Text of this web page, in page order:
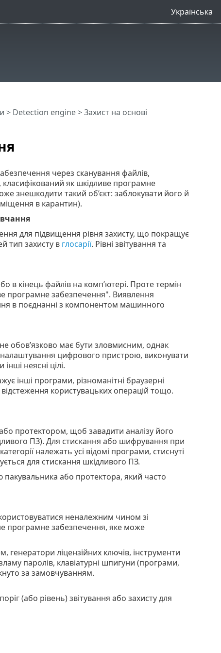
Українська
> Detection engine> Захист на основі
через сканування файлів,
класифікований як шкідливе програмне
знешкодити такий об’єкт: заблокувати його й
в карантин).
для підвищення рівня захисту, що покращує
тип захисту в глосарії. Рівні звітування та
в кінець файлів на комп’ютері. Проте термін
програмне забезпечення". Виявлення
в поєднанні з компонентом машинного
обов’язково має бути зловмисним, однак
цифрового пристрою, виконувати
неясні цілі.
інші програми, різноманітні браузерні
користувацьких операцій тощо.
протектором, щоб завадити аналізу його
ПЗ). Для стискання або шифрування при
належать усі відомі програми, стиснуті
для стискання шкідливого ПЗ.
пакувальника або протектора, який часто
неналежним чином зі
програмне забезпечення, яке може
генератори ліцензійних ключів, інструменти
паролів, клавіатурні шпигуни (програми,
за замовчуванням.
(або рівень) звітування або захисту для